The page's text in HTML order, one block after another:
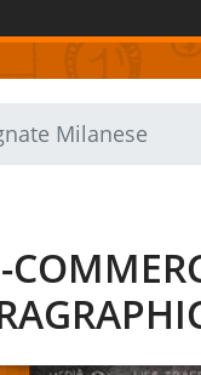
Milanese